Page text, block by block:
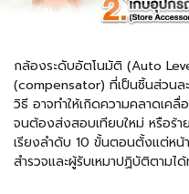
กล้องระดับอัตโนมัติ (Auto
(compensator) ที่เป็นชิ้นส่วนล
วิธี อาจทำให้เกิดความคลาดเค
จนต้องส่งสอบเทียบใหม่ หรือร้า
เรียงลำดับ 10 ขั้นตอนตั้งแต่หน้
สำรวจและผู้รับเหมาปฏิบัติตามไ